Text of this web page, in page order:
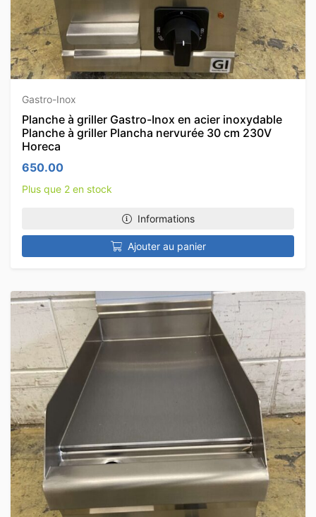
Gastro-Inox
Planche à griller Gastro-Inox en acier inoxydable
Planche à griller Plancha nervurée 30 cm 230V
Horeca
650.00
Plus que 2 en stock
Informations
Ajouter au panier